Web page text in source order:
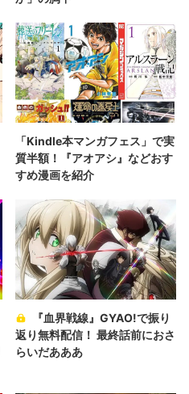
「Kindle本マンガフェス」で実
質半額！『アオアシ』などおす
すめ漫画を紹介
『血界戦線』GYAO!で振り
返り無料配信！ 最終話前におさ
らいだあああ